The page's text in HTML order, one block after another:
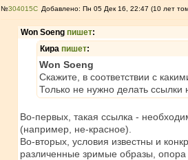
№304015 Добавлено: Пн 05 Дек 16, 22:47 (10 лет
Won Soeng пишет:
Кира пишет:
Won Soeng
Скажите, в соответствии с
Только не нужно делать
Во-первых, такая ссылка -
(например, не-красное).
Во-вторых, условия известны и
различенные зримые образы, опора